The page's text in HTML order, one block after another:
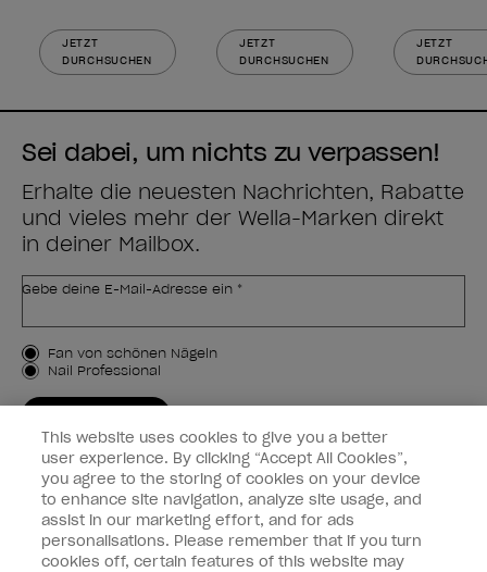
JETZT
DURCHSUCHEN
JETZT
DURCHSUCHEN
JETZT
Sei dabei, um nichts zu verpassen!
Erhalte die neuesten Nachrichten, Rabatte
und vieles mehr der Wella-Marken direkt
in deiner Mailbox.
Gebe deine E-Mail-Adresse ein *
Kundenart
Fan von schönen Nägeln
Nail Professional
Kundeninformationen
Vernetzen
This website uses cookies to give you a better
user experience. By clicking “Accept All Cookies”,
you agree to the storing of cookies on your device
to enhance site navigation, analyze site usage, and
assist in our marketing effort, and for ads
personalisations. Please remember that if you turn
cookies off, certain features of this website may